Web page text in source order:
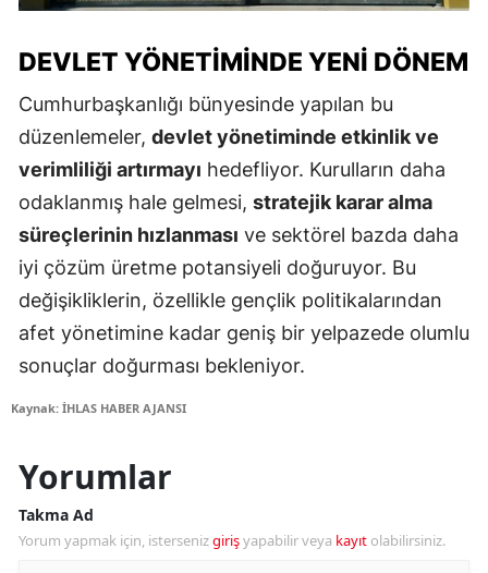
DEVLET YÖNETIMINDE YENI DÖNEM
Cumhurbaşkanlığı bünyesinde yapılan bu
düzenlemeler, devlet yönetiminde etkinlik ve
verimliliği artırmayı hedefliyor. Kurulların daha
odaklanmış hale gelmesi, stratejik karar alma
süreçlerinin hızlanması ve sektörel bazda daha
iyi çözüm üretme potansiyeli doğuruyor. Bu
değişikliklerin, özellikle gençlik politikalarından
afet yönetimine kadar geniş bir yelpazede olumlu
sonuçlar doğurması bekleniyor.
Kaynak: İHLAS HABER AJANSI
Yorumlar
Takma Ad
Yorum yapmak için, istersenizgirişyapabilir veya kayıt olabilirsiniz.